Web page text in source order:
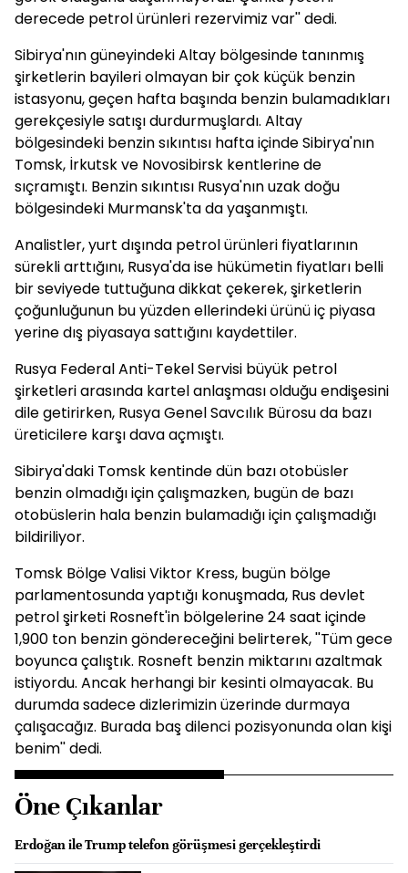
derecede petrol ürünleri rezervimiz var'' dedi.
Sibirya'nın güneyindeki Altay bölgesinde tanınmış
şirketlerin bayileri olmayan bir çok küçük benzin
istasyonu, geçen hafta başında benzin bulamadıkları
gerekçesiyle satışı durdurmuşlardı. Altay
bölgesindeki benzin sıkıntısı hafta içinde Sibirya'nın
Tomsk, İrkutsk ve Novosibirsk kentlerine de
sıçramıştı. Benzin sıkıntısı Rusya'nın uzak doğu
bölgesindeki Murmansk'ta da yaşanmıştı.
Analistler, yurt dışında petrol ürünleri fiyatlarının
sürekli arttığını, Rusya'da ise hükümetin fiyatları belli
bir seviyede tuttuğuna dikkat çekerek, şirketlerin
çoğunluğunun bu yüzden ellerindeki ürünü iç piyasa
yerine dış piyasaya sattığını kaydettiler.
Rusya Federal Anti-Tekel Servisi büyük petrol
şirketleri arasında kartel anlaşması olduğu endişesini
dile getirirken, Rusya Genel Savcılık Bürosu da bazı
üreticilere karşı dava açmıştı.
Sibirya'daki Tomsk kentinde dün bazı otobüsler
benzin olmadığı için çalışmazken, bugün de bazı
otobüslerin hala benzin bulamadığı için çalışmadığı
bildiriliyor.
Tomsk Bölge Valisi Viktor Kress, bugün bölge
parlamentosunda yaptığı konuşmada, Rus devlet
petrol şirketi Rosneft'in bölgelerine 24 saat içinde
1,900 ton benzin göndereceğini belirterek, ''Tüm gece
boyunca çalıştık. Rosneft benzin miktarını azaltmak
istiyordu. Ancak herhangi bir kesinti olmayacak. Bu
durumda sadece dizlerimizin üzerinde durmaya
çalışacağız. Burada baş dilenci pozisyonunda olan kişi
benim'' dedi.
Öne Çıkanlar
Erdoğan ile Trump telefon görüşmesi gerçekleştirdi